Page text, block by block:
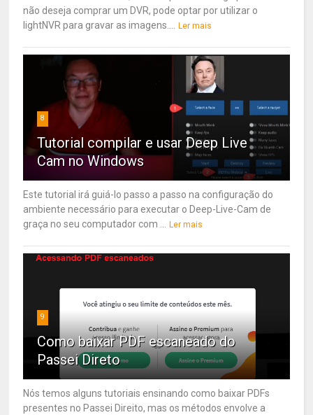
não deseja comprar um DVR, pode optar por utilizar o
lightNVR para gravar as imagens....
Ler mais
8
Tutorial compilar e usar Deep Live
Cam no Windows
Este tutorial irá guiá-lo passo a passo na configuração do
ambiente necessário para executar o Deep-Live-Cam de
graça no seu computador com ...
Ler mais
9
Como baixar PDF escaneado do
Passei Direto
Nós temos alguns tutoriais ensinando como baixar PDFs
presentes no Passei Direito, mas os métodos envolve a